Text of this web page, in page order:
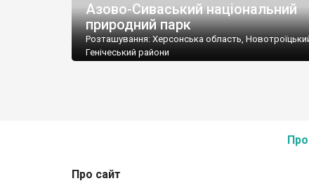
Азово-Сиваський національний
природний парк
Розташування: Херсонська область,
Генічеський райони
E-mail: nacpark@genich.hs.ukrtel.net, nacpark@mail.ru
Про сайт